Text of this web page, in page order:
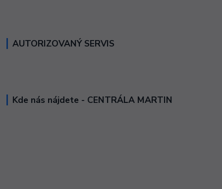
AUTORIZOVANÝ SERVIS
Kde nás nájdete - CENTRÁLA MARTIN